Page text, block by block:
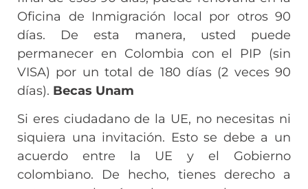
Oficina de Inmigración local por otros 90
días. De esta manera, usted puede
permanecer en Colombia con el PIP (sin
VISA) por un total de 180 días (2 veces 90
días). Becas Unam
Si eres ciudadano de la UE, no necesitas ni
siquiera una invitación. Esto se debe a un
acuerdo entre la UE y el Gobierno
colombiano. De hecho, tienes derecho a